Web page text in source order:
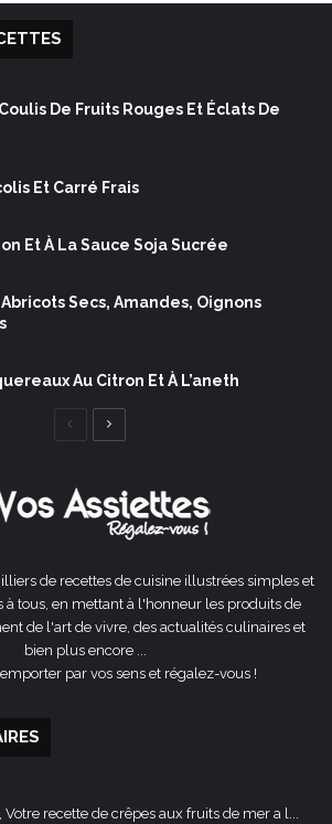
De Fruits Rouges Et Éclats De
Et Carré Frais
Et À La Sauce Soja Sucrée
Abricots Secs, Amandes, Oignons
Au Citron Et À L’aneth
Page
de recettes de cuisine illustrées simples et
à tous, en mettant à l'honneur les produits de
de l'art de vivre, des actualités culinaires et
bien plus encore ...
par vos sens et régalez-vous !
Votre recette de crêpes aux fruits de mer a l...